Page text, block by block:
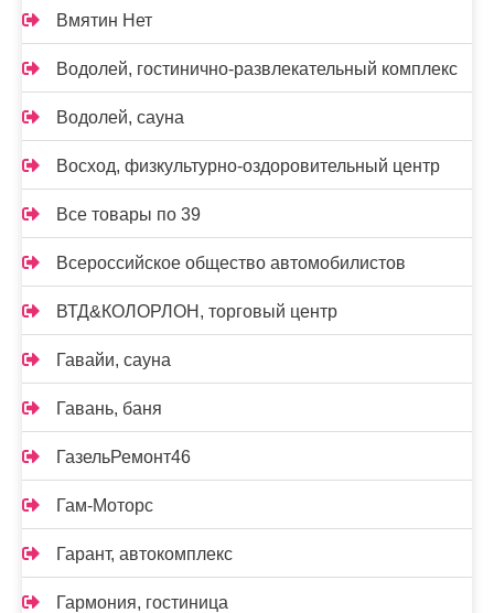
Вмятин Нет
Водолей, гостинично-развлекательный комплекс
Водолей, сауна
Восход, физкультурно-оздоровительный центр
Все товары по 39
Всероссийское общество автомобилистов
ВТД&КОЛОРЛОН, торговый центр
Гавайи, сауна
Гавань, баня
ГазельРемонт46
Гам-Моторс
Гарант, автокомплекс
Гармония, гостиница